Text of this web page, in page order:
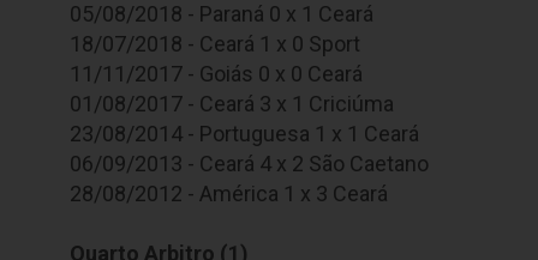
05/08/2018 - Paraná 0 x 1 Ceará
18/07/2018 - Ceará 1 x 0 Sport
11/11/2017 - Goiás 0 x 0 Ceará
01/08/2017 - Ceará 3 x 1 Criciúma
23/08/2014 - Portuguesa 1 x 1 Ceará
06/09/2013 - Ceará 4 x 2 São Caetano
28/08/2012 - América 1 x 3 Ceará
Quarto Arbitro (1)